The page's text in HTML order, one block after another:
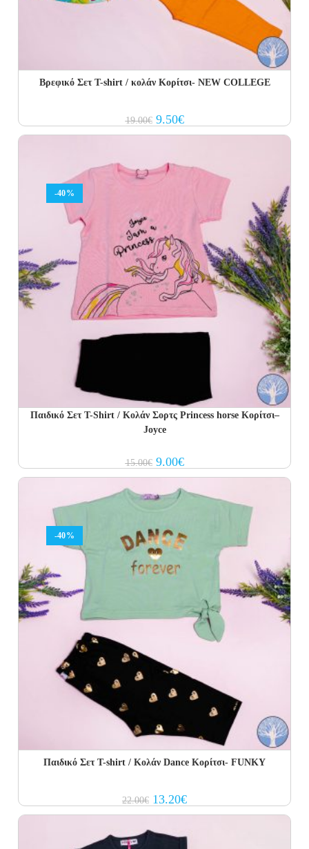
Βρεφικό Σετ T-shirt / κολάν Κορίτσι- NEW COLLEGE
19.00€ Original
price
was:
9.50€Current
price
is:
-40%
Παιδικό Σετ Τ-Shirt / Κολάν Σορτς Princess horse Κορίτσι–
Joyce
15.00€ Original
price
was:
15.00€.
9.00€Current
price
is:
9.00€.
-40%
Παιδικό Σετ Τ-shirt / Κολάν Dance Κορίτσι- FUNKY
22.00€ Original
price
was:
13.20€Current
price
is: